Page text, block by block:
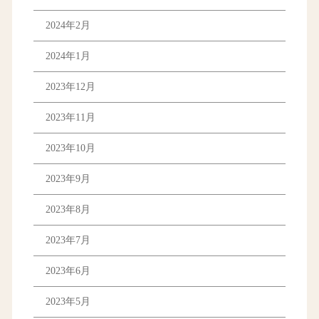
2024年2月
2024年1月
2023年12月
2023年11月
2023年10月
2023年9月
2023年8月
2023年7月
2023年6月
2023年5月